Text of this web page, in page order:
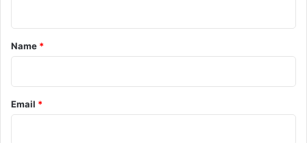
*
Name *
Email *